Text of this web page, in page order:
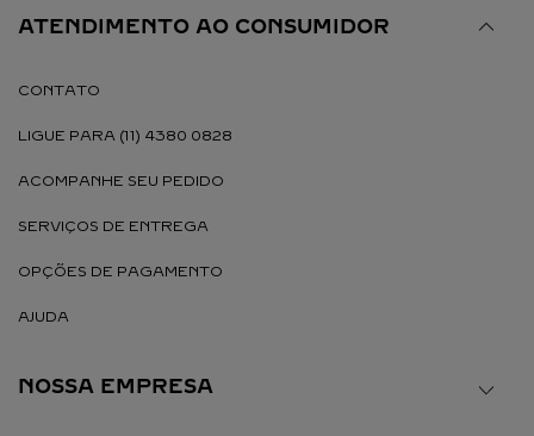
ATENDIMENTO AO CONSUMIDOR
CONTATO
LIGUE PARA (11) 4380 0828
ACOMPANHE SEU PEDIDO
SERVIÇOS DE ENTREGA
OPÇÕES DE PAGAMENTO
AJUDA
NOSSA EMPRESA